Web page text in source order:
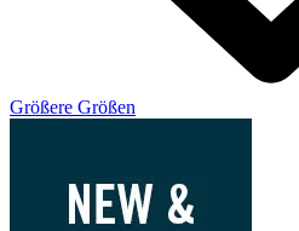
Größere Größen